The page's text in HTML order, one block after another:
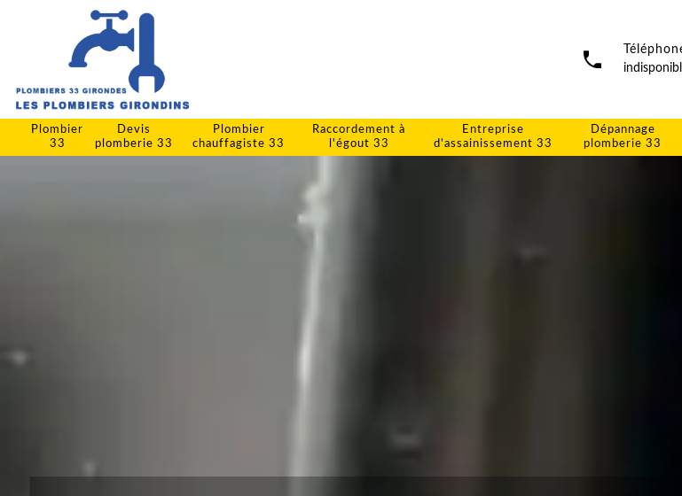
Plombier
33
Devis
plomberie 33
Plombier
chauffagiste 33
Raccordement à
l'égout 33
Entreprise
d'assainissement 33
Dépannage
plomberie 33